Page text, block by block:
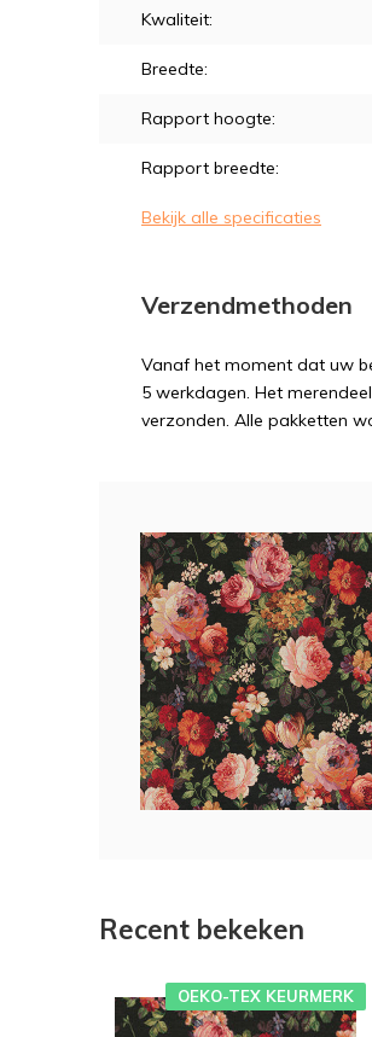
Kwaliteit:
Breedte:
Rapport hoogte:
Rapport breedte:
Bekijk alle specificaties
Verzendmethoden
Vanaf het moment dat uw
5 werkdagen. Het
verzonden. Alle pakketten
Recent bekeken
OEKO-TEX KEURMERK